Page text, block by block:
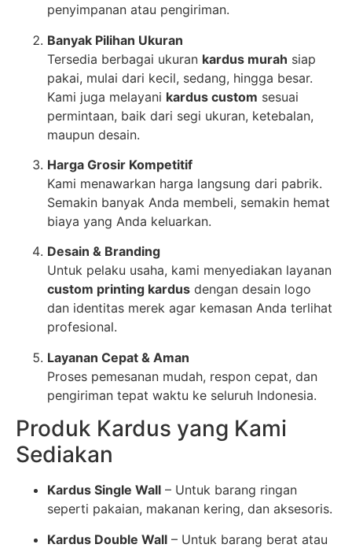
penyimpanan atau pengiriman.
Banyak Pilihan Ukuran
Tersedia berbagai ukuran kardus murah siap
pakai, mulai dari kecil, sedang, hingga besar.
Kami juga melayani kardus custom sesuai
permintaan, baik dari segi ukuran, ketebalan,
maupun desain.
Harga Grosir Kompetitif
Kami menawarkan harga langsung dari pabrik.
Semakin banyak Anda membeli, semakin hemat
biaya yang Anda keluarkan.
Desain & Branding
Untuk pelaku usaha, kami menyediakan layanan
custom printing kardus dengan desain logo
dan identitas merek agar kemasan Anda terlihat
profesional.
Layanan Cepat & Aman
Proses pemesanan mudah, respon cepat, dan
pengiriman tepat waktu ke seluruh Indonesia.
Produk Kardus yang Kami
Sediakan
Kardus Single Wall – Untuk barang ringan
seperti pakaian, makanan kering, dan aksesoris.
Kardus Double Wall – Untuk barang berat atau